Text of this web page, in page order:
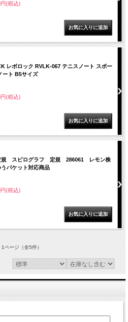
(税込)
レボロック RVLK-067 テニスノート スポー
ート B5サイズ
(税込)
規 スピログラフ 定規 286061 レモン株
パケット対応商品
(税込)
1ページ（全5件）